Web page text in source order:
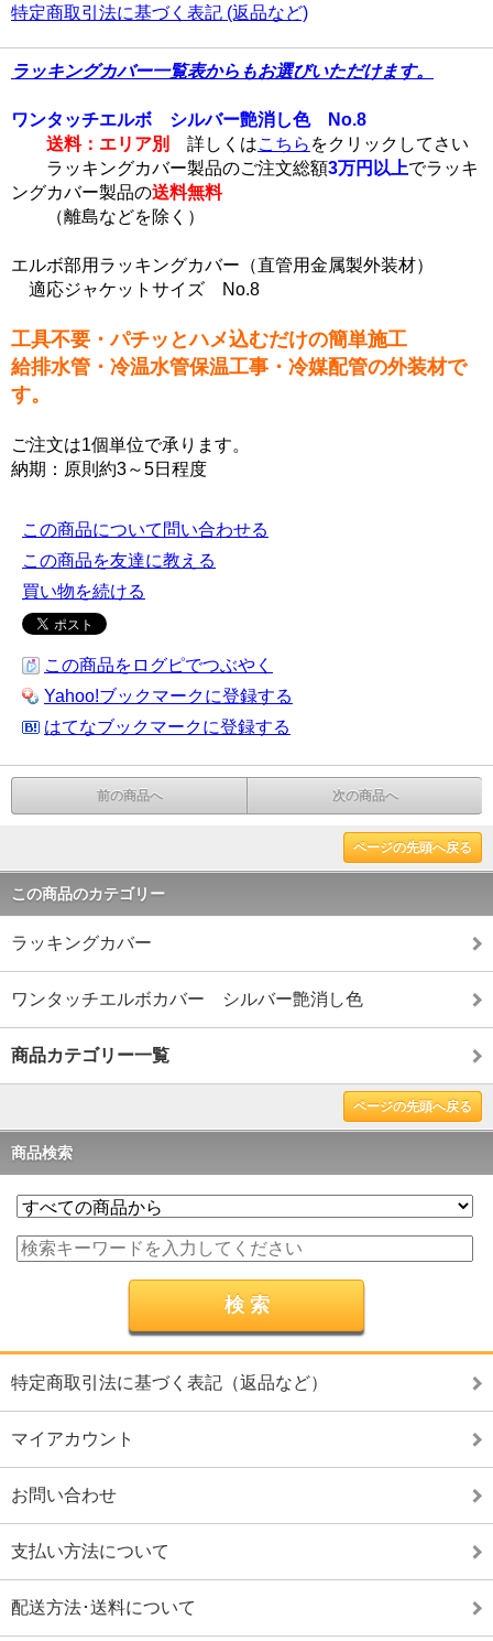
特定商取引法に基づく表記 (返品など)
ラッキングカバー一覧表からもお選びいただけます。
ワンタッチエルボ シルバー艶消し色 No.8
送料：エリア別
詳しくはこちら をクリックしてさい
ラッキングカバー製品のご注文総額3万円以上でラッキ
ングカバー製品の送料無料
（離島などを除く）
エルボ部用ラッキングカバー（直管用金属製外装材）
適応ジャケットサイズ No.8
工具不要・パチッとハメ込むだけの簡単施工
給排水管・冷温水管保温工事・冷媒配管の外装材で
す。
ご注文は1個単位で承ります。
納期：原則約3～5日程度
この商品について問い合わせる
この商品を友達に教える
買い物を続ける
この商品をログピでつぶやく
Yahoo!ブックマークに登録する
はてなブックマークに登録する
前の商品へ 次の商品へ
ページの先頭へ戻る
この商品のカテゴリー
ラッキングカバー
ワンタッチエルボカバー シルバー艶消し色
商品カテゴリー一覧
ページの先頭へ戻る
商品検索
特定商取引法に基づく表記（返品など）
マイアカウント
お問い合わせ
支払い方法について
配送方法･送料について